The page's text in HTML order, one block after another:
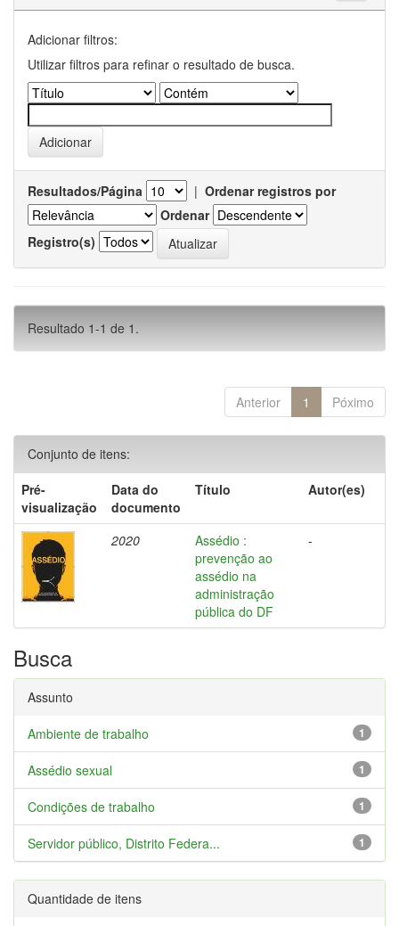
Adicionar filtros:
Utilizar filtros para refinar o resultado de busca.
Resultados/Página | Ordenar registros por
Ordenar
Registro(s)
Resultado 1-1 de 1.
Anterior 1 Póximo
Conjunto de itens:
Pré-
visualização
Data do
documento
Título Autor(es)
2020
Assédio :
prevenção ao
assédio na
administração
pública do DF
-
Busca
Assunto
1
Ambiente de trabalho
1
Assédio sexual
1
Condições de trabalho
1
Servidor público, Distrito Federa...
Quantidade de itens